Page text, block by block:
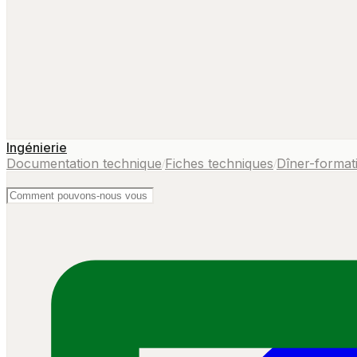
Ingénierie
Documentation technique/Fiches techniques/Dîner-